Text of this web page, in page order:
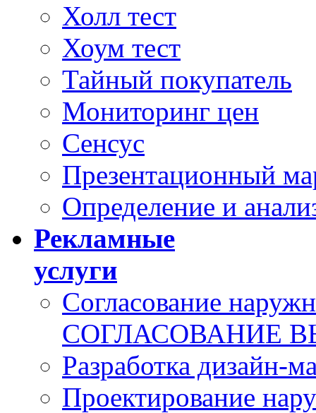
Холл тест
Хоум тест
Тайный покупатель
Мониторинг цен
Сенсус
Презентационный
Определение и
Рекламные
услуги
Согласование
СОГЛАСОВАНИЕ
Разработка дизайн-
Проектирование